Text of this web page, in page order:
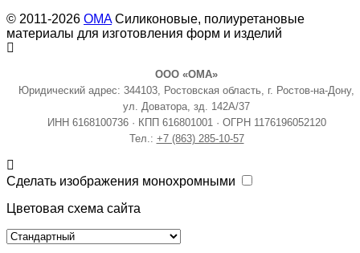
© 2011-2026 OMAСиликоновые, полиуретановые
материалы для изготовления форм и изделий
ООО «ОМА»
Юридический адрес: 344103, Ростовская область, г. Ростов-на-Дону,
ул. Доватора, зд. 142А/37
ИНН 6168100736 · КПП 616801001 · ОГРН 1176196052120
Тел.: +7 (863) 285-10-57
Сделать изображения монохромными
Цветовая схема сайта